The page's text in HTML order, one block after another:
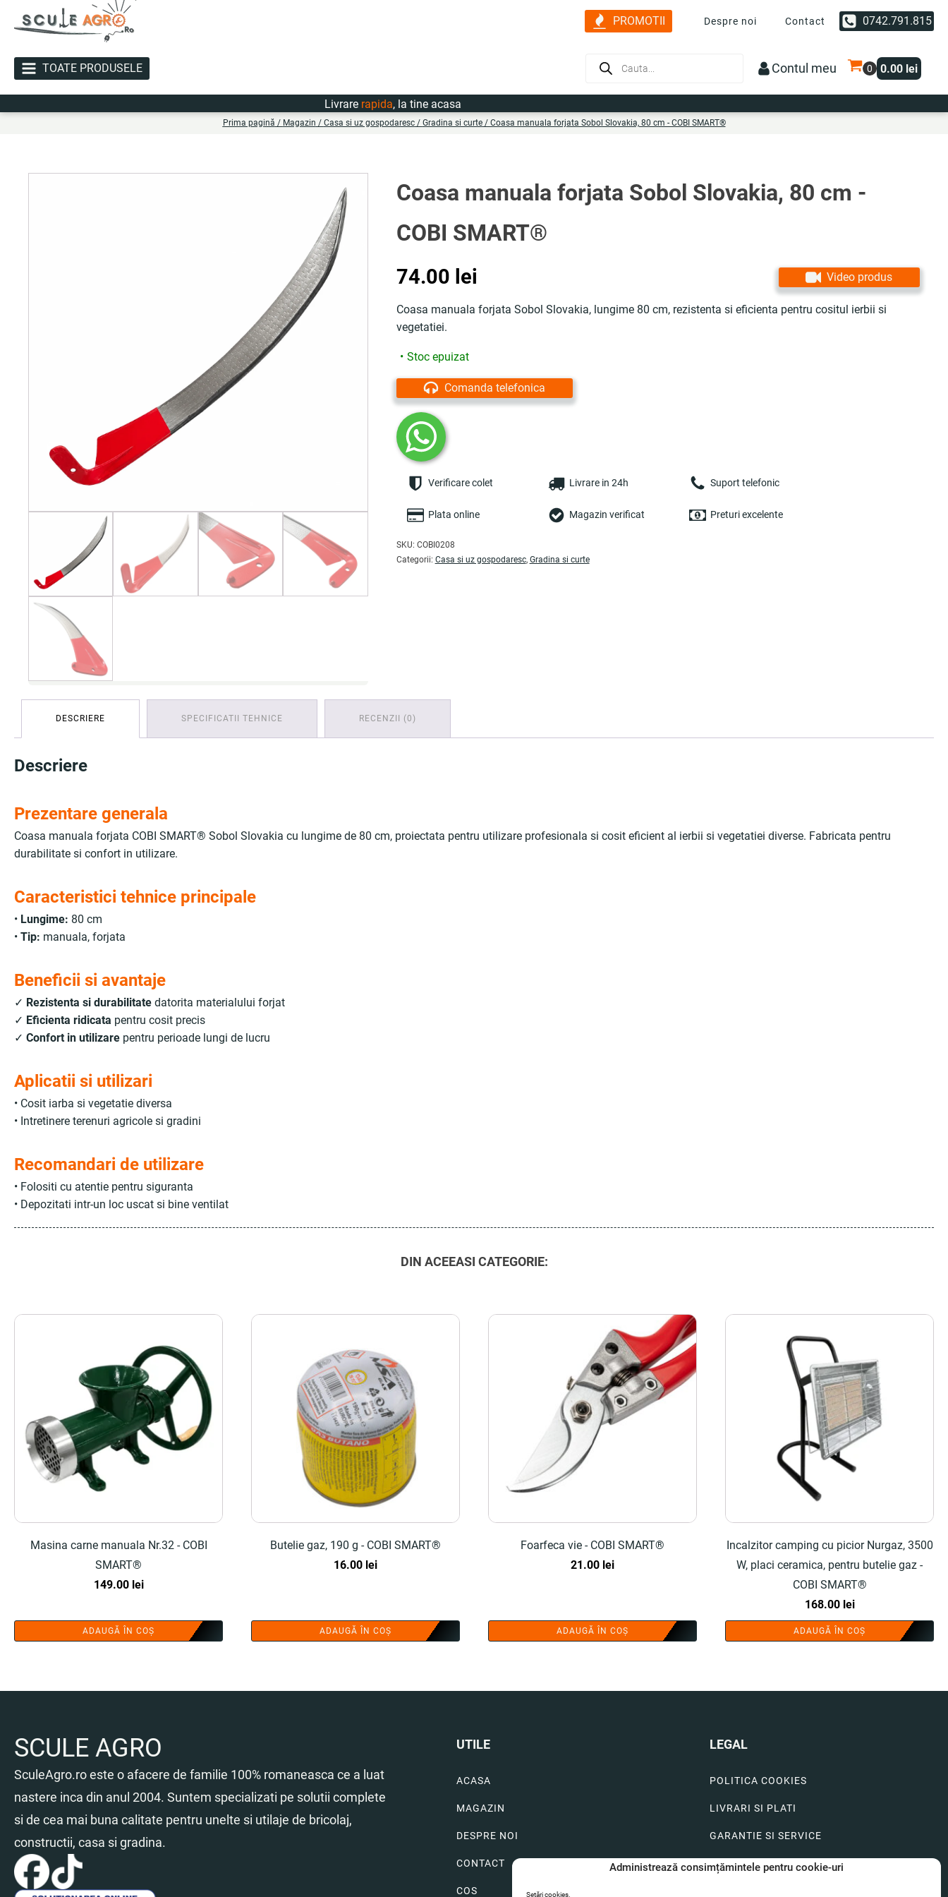
Administrează consimțămintele pentru cookie-uri
Setări cookies.
PROMOTII Despre noi Contact 0742.791.815
TOATE PRODUSELE
Products
Contul meu 0.00 lei
Livrarerapida, la tine acasa
Prima pagină / Magazin / Casa si uz gospodaresc/ Gradina si curte/ Coasa manuala forjata Sobol Slovakia, 80 cm - COBI SMART®
Coasa manuala forjata Sobol Slovakia, 80 cm -
COBI SMART®
74.00 lei Video produs
Coasa manuala forjata Sobol Slovakia, lungime 80 cm, rezistenta si eficienta pentru cositul ierbii si
vegetatiei.
Stoc epuizat
Comanda telefonica
Verificare colet Livrare in 24h Suport telefonic
Plata online Magazin verificat Preturi excelente
SKU: COBI0208
Categorii: Casa si uz gospodaresc, Gradina si curte
DESCRIERE SPECIFICATII TEHNICE RECENZII (0)
Descriere
Prezentare generala
Coasa manuala forjata COBI SMART® Sobol Slovakia cu lungime de 80 cm, proiectata pentru utilizare profesionala si cosit eficient al ierbii si vegetatiei diverse. Fabricata pentru
durabilitate si confort in utilizare.
Caracteristici tehnice principale
• Lungime: 80 cm
• Tip: manuala, forjata
Beneficii si avantaje
✓ Rezistenta si durabilitate datorita materialului forjat
✓ Eficienta ridicata pentru cosit precis
✓ Confort in utilizare pentru perioade lungi de lucru
Aplicatii si utilizari
• Cosit iarba si vegetatie diversa
• Intretinere terenuri agricole si gradini
Recomandari de utilizare
• Folositi cu atentie pentru siguranta
• Depozitati intr-un loc uscat si bine ventilat
DIN ACEEASI CATEGORIE:
Masina carne manuala Nr.32 - COBI
SMART®
149.00 lei
ADAUGĂ ÎN COȘ
Butelie gaz, 190 g - COBI SMART®
16.00 lei
ADAUGĂ ÎN COȘ
Foarfeca vie - COBI SMART®
21.00 lei
ADAUGĂ ÎN COȘ
Incalzitor camping cu picior Nurgaz, 3500
W, placi ceramica, pentru butelie gaz -
COBI SMART®
168.00 lei
ADAUGĂ ÎN COȘ
SCULE AGRO
SculeAgro.ro este o afacere de familie 100% romaneasca ce a luat
nastere inca din anul 2004. Suntem specializati pe solutii complete
si de cea mai buna calitate pentru unelte si utilaje de bricolaj,
constructii, casa si gradina.
UTILE
ACASA
MAGAZIN
DESPRE NOI
CONTACT
COS
LEGAL
POLITICA COOKIES
LIVRARI SI PLATI
GARANTIE SI SERVICE
FORMULAR SERVICE